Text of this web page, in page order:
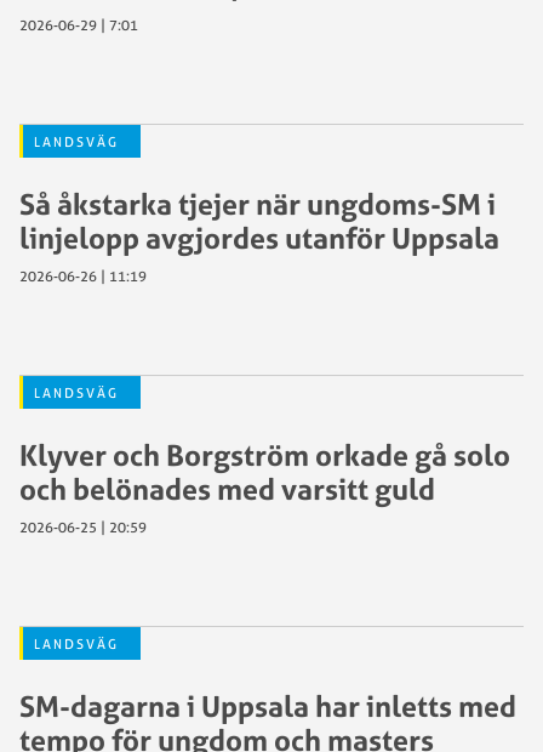
2026-06-29 | 7:01
LANDSVÄG
Så åkstarka tjejer när ungdoms-SM i
linjelopp avgjordes utanför Uppsala
2026-06-26 | 11:19
LANDSVÄG
Klyver och Borgström orkade gå solo
och belönades med varsitt guld
2026-06-25 | 20:59
LANDSVÄG
SM-dagarna i Uppsala har inletts med
tempo för ungdom och masters